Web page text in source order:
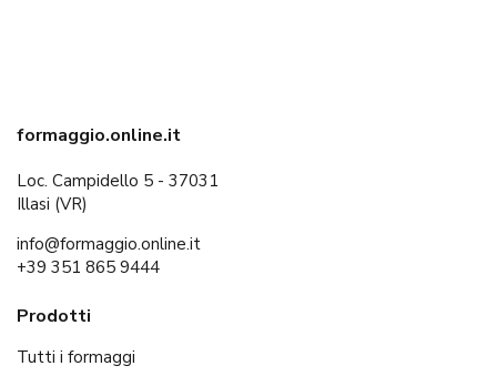
formaggio.online.it
Loc. Campidello 5 - 37031
Illasi (VR)
info@formaggio.online.it
+39 351 865 9444
Prodotti
Tutti i formaggi